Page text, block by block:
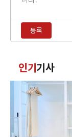
력
등록
글
인기기사